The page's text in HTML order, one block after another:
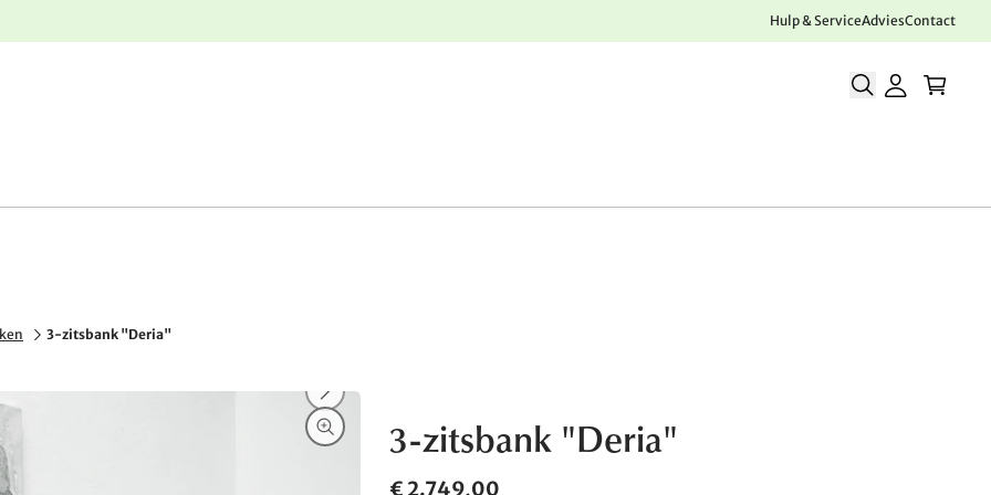
Hulp & ServiceAdviesContact
3-zitsbank "Deria"
3-zitsbank "Deria"
€ 2.749,00